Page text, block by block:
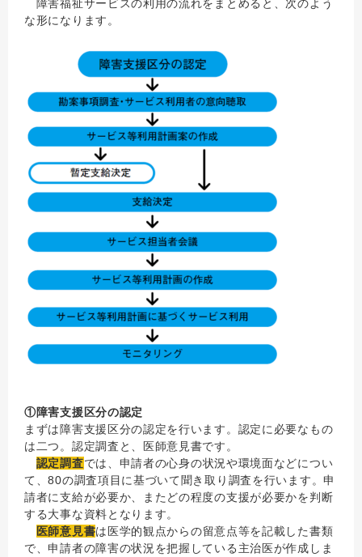
障害福祉サービスの利用の流れをまとめると、次のよう
な形になります。
①障害支援区分の認定
まずは障害支援区分の認定を行います。認定に必要なもの
は二つ。認定調査と、医師意見書です。
認定調査では、申請者の心身の状況や環境面などについ
て、80の調査項目に基づいて聞き取り調査を行います。申
請者に支給が必要か、またどの程度の支援が必要かを判断
する大事な資料となります。
医師意見書は医学的観点からの留意点等を記載した書類
で、申請者の障害の状況を把握している主治医が作成しま